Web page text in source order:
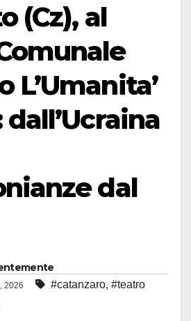
(Cz), al
L’Umanita’
dal
2026 #catanzaro, #teatro